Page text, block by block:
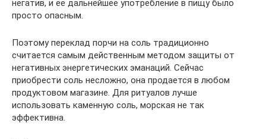
негатив, и ее дальнейшее употребление в пищу было
просто опасным.
Поэтому переклад порчи на соль традиционно
считается самым действенным методом защиты от
негативных энергетических эманаций. Сейчас
приобрести соль несложно, она продается в любом
продуктовом магазине. Для ритуалов лучше
использовать каменную соль, морская не так
эффективна.